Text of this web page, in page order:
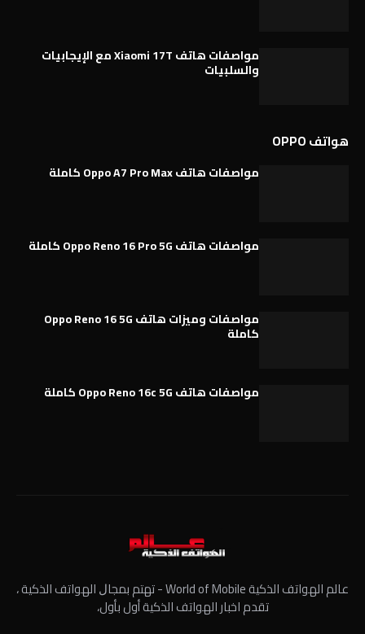
مواصفات هاتف Xiaomi 17T مع الإيجابيات
والسلبيات
هواتف OPPO
مواصفات هاتف Oppo A7 Pro Max كاملة
مواصفات هاتف Oppo Reno 16 Pro 5G كاملة
مواصفات وميزات هاتف Oppo Reno 16 5G
كاملة
مواصفات هاتف Oppo Reno 16c 5G كاملة
عالم الهواتف الذكية World of Mobile - ﺗﻬﺘﻢ ﺑﻤﺠﺎﻝ الهواتف الذكية ،
تقدم اخبار الهواتف الذكية أول بأول،